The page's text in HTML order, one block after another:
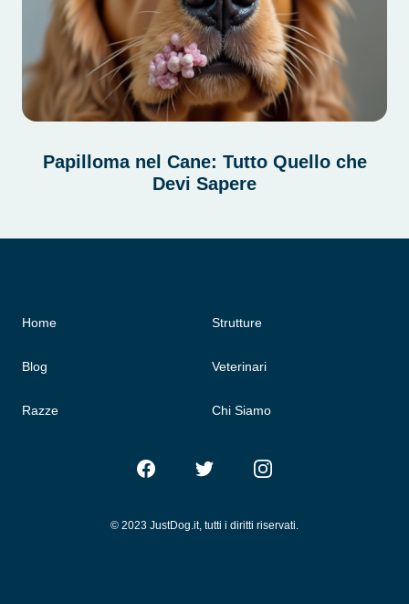
Papilloma nel Cane: Tutto Quello che
Devi Sapere
Home
Blog
Razze
Strutture
Veterinari
Chi Siamo
FacebookTwitter Instagram
© 2023 JustDog.it, tutti i diritti riservati.